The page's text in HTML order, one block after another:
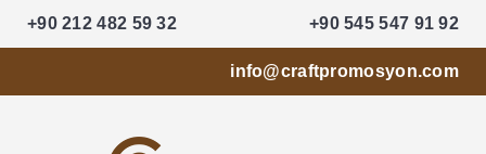
+90 212 482 59 32 +90 545 547 91 92
info@craftpromosyon.com